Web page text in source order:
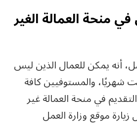
منحة العمالة الغير
أنه يمكن للعمال الذين ليس
شهريًا، والمستوفيين كافة
في منحة العمالة غير
موقع وزارة العمل